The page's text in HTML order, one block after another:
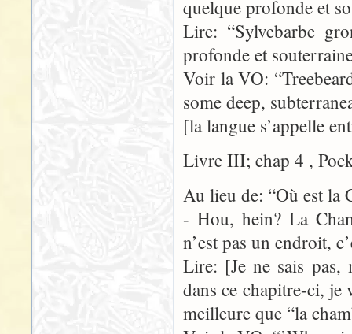
quelque profonde et
Lire: “Sylvebarbe
profonde et
Voir la VO:
some deep,
[la langue s’appelle
Livre III; chap 4 ,
Au lieu de: “Où est la
- Hou, hein? La
n’est pas un endroit,
Lire: [Je ne sais pas,
dans ce chapitre-ci, je
meilleure que “la